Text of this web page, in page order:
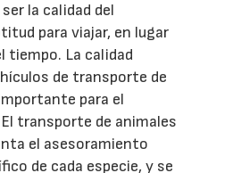
la calidad del
para viajar, en lugar
tiempo. La calidad
de transporte de
para el
transporte de animales
el asesoramiento
de cada especie, y se